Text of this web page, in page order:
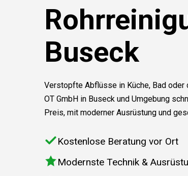
Buseck
Verstopfte Abflüsse in Küche, Bad oder
OT GmbH in Buseck und Umgebung
Preis, mit moderner Ausrüstung und
Kostenlose Beratung vor Ort
Modernste Technik &